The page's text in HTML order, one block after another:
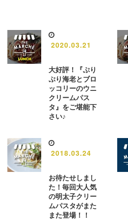
2020.03.21
大好評！『ぷり
ぷり海老とブロ
ッコリーのウニ
クリームパス
タ』をご堪能下
さい♪
2018.03.24
お待たせしまし
た！毎回大人気
の明太子クリー
ムパスタがまた
また登場！！